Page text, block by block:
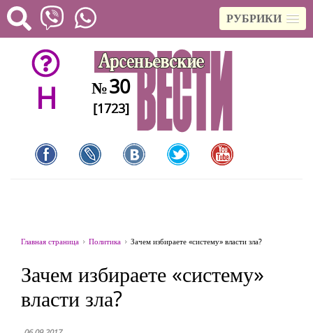
РУБРИКИ
H №30
[1723]
Главная страница Политика Зачем избираете «систему» власти зла?
Зачем избираете «систему»
власти зла?